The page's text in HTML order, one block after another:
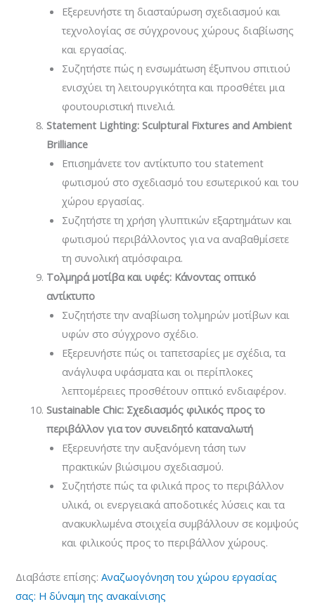
Εξερευνήστε τη διασταύρωση σχεδιασμού και
τεχνολογίας σε σύγχρονους χώρους διαβίωσης
και εργασίας.
Συζητήστε πώς η ενσωμάτωση έξυπνου σπιτιού
ενισχύει τη λειτουργικότητα και προσθέτει μια
φουτουριστική πινελιά.
Statement Lighting: Sculptural Fixtures and Ambient
Brilliance
Επισημάνετε τον αντίκτυπο του statement
φωτισμού στο σχεδιασμό του εσωτερικού και του
χώρου εργασίας.
Συζητήστε τη χρήση γλυπτικών εξαρτημάτων και
φωτισμού περιβάλλοντος για να αναβαθμίσετε
τη συνολική ατμόσφαιρα.
Τολμηρά μοτίβα και υφές: Κάνοντας οπτικό
αντίκτυπο
Συζητήστε την αναβίωση τολμηρών μοτίβων και
υφών στο σύγχρονο σχέδιο.
Εξερευνήστε πώς οι ταπετσαρίες με σχέδια, τα
ανάγλυφα υφάσματα και οι περίπλοκες
λεπτομέρειες προσθέτουν οπτικό ενδιαφέρον.
Sustainable Chic: Σχεδιασμός φιλικός προς το
περιβάλλον για τον συνειδητό καταναλωτή
Εξερευνήστε την αυξανόμενη τάση των
πρακτικών βιώσιμου σχεδιασμού.
Συζητήστε πώς τα φιλικά προς το περιβάλλον
υλικά, οι ενεργειακά αποδοτικές λύσεις και τα
ανακυκλωμένα στοιχεία συμβάλλουν σε κομψούς
και φιλικούς προς το περιβάλλον χώρους.
Διαβάστε επίσης:Αναζωογόνηση του χώρου εργασίας
σας: Η δύναμη της ανακαίνισης